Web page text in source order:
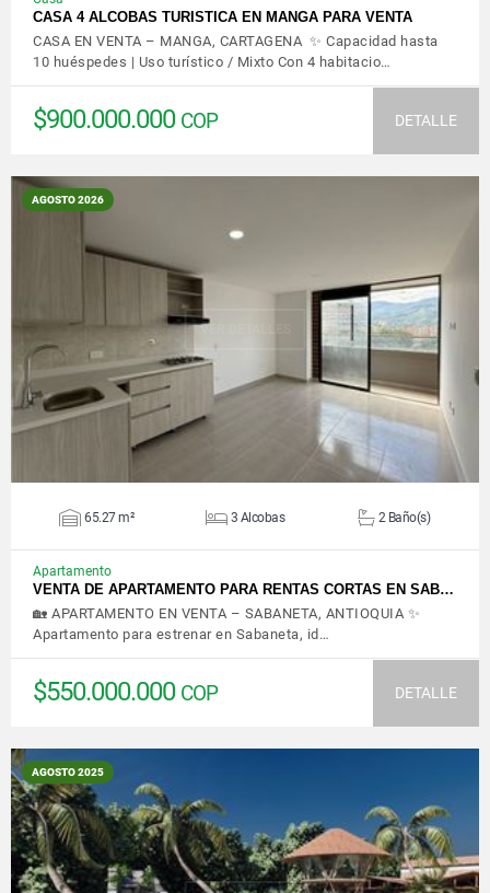
CASA 4 ALCOBAS TURISTICA EN MANGA PARA VENTA
CASA EN VENTA – MANGA, CARTAGENA ✨ Capacidad hasta
10 huéspedes | Uso turístico / Mixto Con 4 habitacio…
$900.000.000 COP DETALLE
AGOSTO 2026
VER DETALLES
65.27 m² 3 Alcobas 2 Baño(s)
Apartamento
VENTA DE APARTAMENTO PARA RENTAS CORTAS EN SAB…
🏡 APARTAMENTO EN VENTA – SABANETA, ANTIOQUIA ✨
Apartamento para estrenar en Sabaneta, id…
$550.000.000 COP DETALLE
AGOSTO 2025